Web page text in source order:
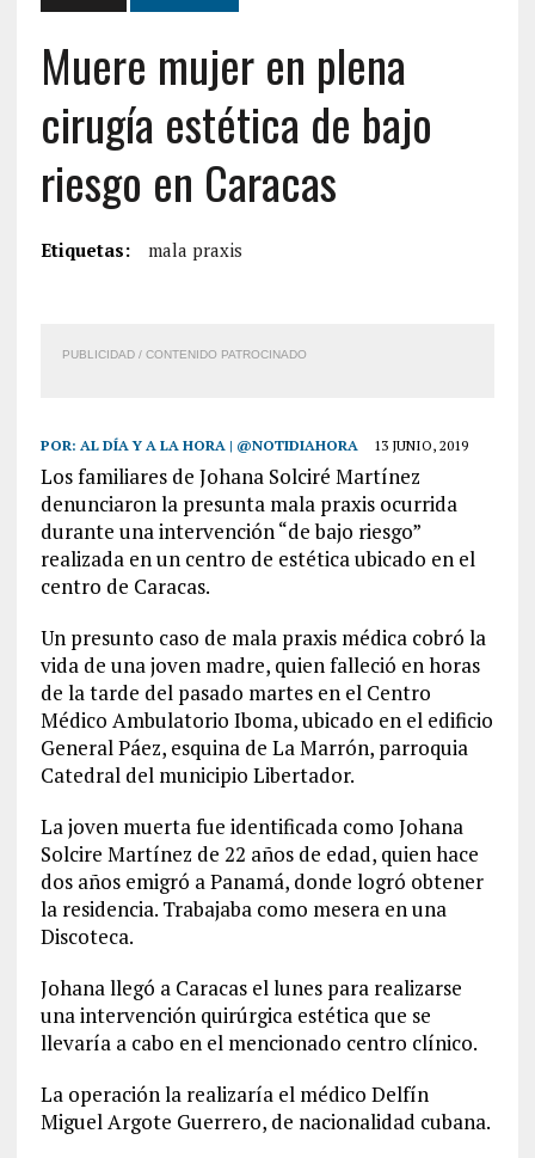
Muere mujer en plena
cirugía estética de bajo
riesgo en Caracas
Etiquetas: mala praxis
PUBLICIDAD / CONTENIDO PATROCINADO
POR: AL DÍA Y A LA HORA | @NOTIDIAHORA 13 JUNIO, 2019
Los familiares de Johana Solciré Martínez
denunciaron la presunta mala praxis ocurrida
durante una intervención “de bajo riesgo”
realizada en un centro de estética ubicado en el
centro de Caracas.
Un presunto caso de mala praxis médica cobró la
vida de una joven madre, quien falleció en horas
de la tarde del pasado martes en el Centro
Médico Ambulatorio Iboma, ubicado en el edificio
General Páez, esquina de La Marrón, parroquia
Catedral del municipio Libertador.
La joven muerta fue identificada como Johana
Solcire Martínez de 22 años de edad, quien hace
dos años emigró a Panamá, donde logró obtener
la residencia. Trabajaba como mesera en una
Discoteca.
Johana llegó a Caracas el lunes para realizarse
una intervención quirúrgica estética que se
llevaría a cabo en el mencionado centro clínico.
La operación la realizaría el médico Delfín
Miguel Argote Guerrero, de nacionalidad cubana.